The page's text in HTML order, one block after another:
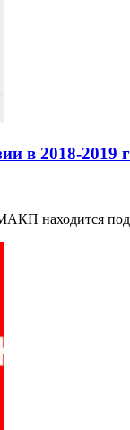
в 2018-2019
находится